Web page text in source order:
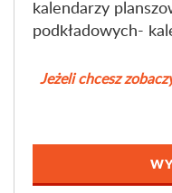
kalendarzy
podkładowych-
Jeżeli chcesz